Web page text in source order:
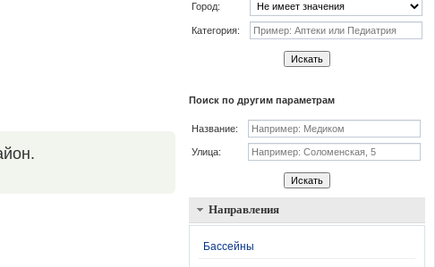
Город:
Категория:
Искать
Поиск по другим параметрам
Название:
Улица:
Искать
Направления
Бассейны